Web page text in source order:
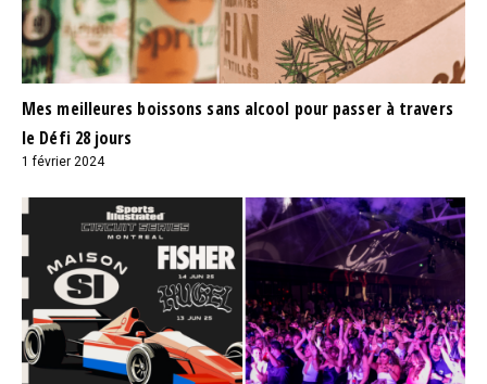
Mes meilleures boissons sans alcool pour passer à travers
le Défi 28 jours
1 février 2024